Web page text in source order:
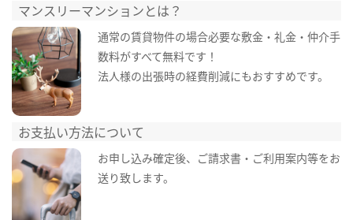
マンスリーマンションとは？
通常の賃貸物件の場合必要な敷金・礼金・仲介手
数料がすべて無料です！
法人様の出張時の経費削減にもおすすめです。
お支払い方法について
お申し込み確定後、ご請求書・ご利用案内等をお
送り致します。